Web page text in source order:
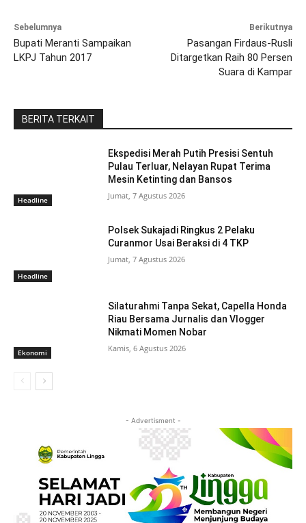
Sebelumnya
Bupati Meranti Sampaikan
LKPJ Tahun 2017
Berikutnya
Pasangan Firdaus-Rusli
Ditargetkan Raih 80 Persen
Suara di Kampar
BERITA TERKAIT
Headline
Ekspedisi Merah Putih Presisi Sentuh
Pulau Terluar, Nelayan Rupat Terima
Mesin Ketinting dan Bansos
Jumat, 7 Agustus 2026
Headline
Polsek Sukajadi Ringkus 2 Pelaku
Curanmor Usai Beraksi di 4 TKP
Jumat, 7 Agustus 2026
Ekonomi
Silaturahmi Tanpa Sekat, Capella Honda
Riau Bersama Jurnalis dan Vlogger
Nikmati Momen Nobar
Kamis, 6 Agustus 2026
- Advertisment -